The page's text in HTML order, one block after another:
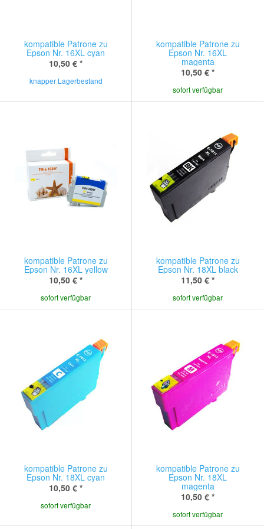
kompatible Patrone zu
Epson Nr. 16XL cyan
10,50 € *
knapper Lagerbestand
kompatible Patrone zu
Epson Nr. 16XL
magenta
10,50 € *
sofort verfügbar
kompatible Patrone zu
Epson Nr. 16XL yellow
10,50 € *
sofort verfügbar
kompatible Patrone zu
Epson Nr. 18XL black
11,50 € *
sofort verfügbar
kompatible Patrone zu
Epson Nr. 18XL cyan
10,50 € *
sofort verfügbar
kompatible Patrone zu
Epson Nr. 18XL
magenta
10,50 € *
sofort verfügbar